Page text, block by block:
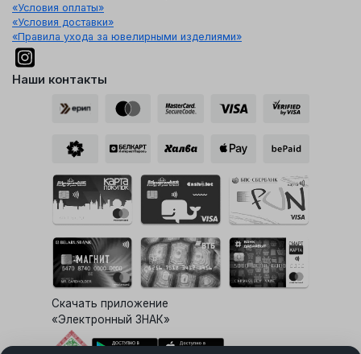
«Условия оплаты»
«Условия доставки»
«Правила ухода за ювелирными изделиями»
Наши контакты
Скачать приложение
«Электронный ЗНАК»